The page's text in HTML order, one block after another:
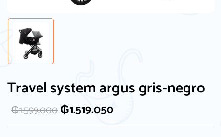
Travel system argus gris-negro
₲1.599.000₲1.519.050